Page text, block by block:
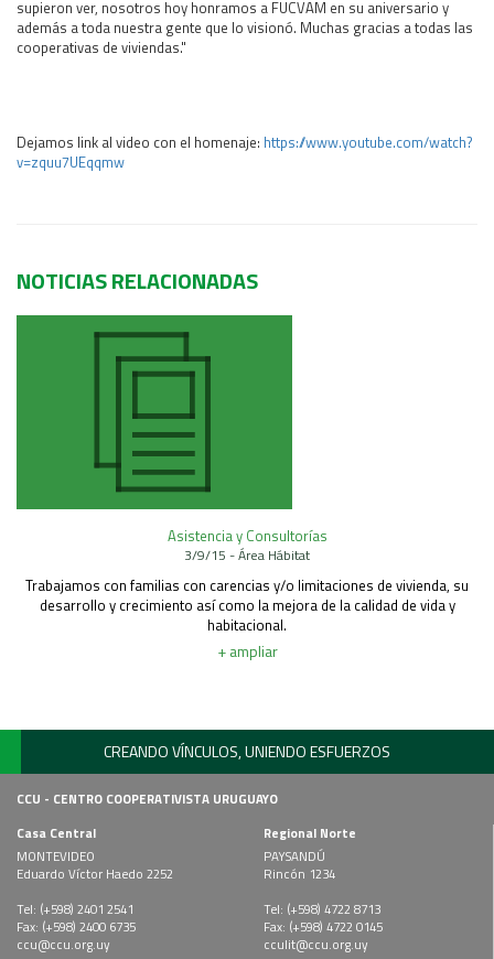
supieron ver, nosotros hoy honramos a FUCVAM en su aniversario y
además a toda nuestra gente que lo visionó. Muchas gracias a todas las
cooperativas de viviendas."
Dejamos link al video con el homenaje: https://www.youtube.com/watch?
v=zquu7UEqqmw
NOTICIAS RELACIONADAS
Asistencia y Consultorías
3/9/15 - Área Hábitat
Trabajamos con familias con carencias y/o limitaciones de vivienda, su
desarrollo y crecimiento así como la mejora de la calidad de vida y
habitacional.
+ ampliar
CREANDO VÍNCULOS, UNIENDO ESFUERZOS
CCU - CENTRO COOPERATIVISTA URUGUAYO
Casa Central
MONTEVIDEO
Eduardo Víctor Haedo 2252
Tel: (+598) 2401 2541
Fax: (+598) 2400 6735
ccu@ccu.org.uy
Regional Norte
PAYSANDÚ
Rincón 1234
Tel: (+598) 4722 8713
Fax: (+598) 4722 0145
cculit@ccu.org.uy